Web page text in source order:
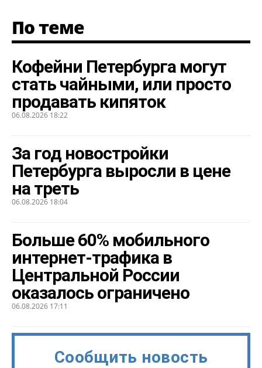
По теме
Кофейни Петербурга могут
стать чайными, или просто
продавать кипяток
06.08.2026 18:22
За год новостройки
Петербурга выросли в цене
на треть
06.08.2026 18:04
Больше 60% мобильного
интернет-трафика в
Центральной России
оказалось ограничено
06.08.2026 17:11
Сообщить новость